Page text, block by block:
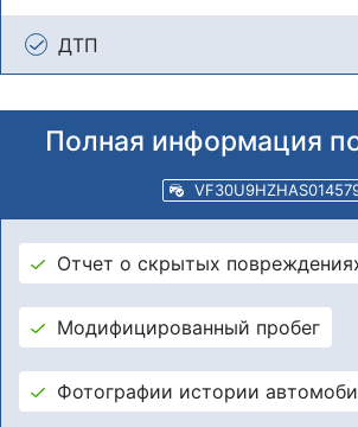
ДТП
Полная информация
Отчет о скрытых
Модифицированный пробег
Фотографии истории